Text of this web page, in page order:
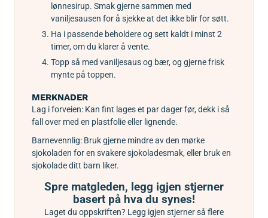
lønnesirup. Smak gjerne sammen med
vaniljesausen for å sjekke at det ikke blir for søtt.
Ha i passende beholdere og sett kaldt i minst 2
timer, om du klarer å vente.
Topp så med vaniljesaus og bær, og gjerne frisk
mynte på toppen.
MERKNADER
Lag i forveien: Kan fint lages et par dager før, dekk i så
fall over med en plastfolie eller lignende.
Barnevennlig: Bruk gjerne mindre av den mørke
sjokoladen for en svakere sjokoladesmak, eller bruk en
sjokolade ditt barn liker.
Spre matgleden, legg igjen stjerner
basert på hva du synes!
Laget du oppskriften? Legg igjen stjerner så flere